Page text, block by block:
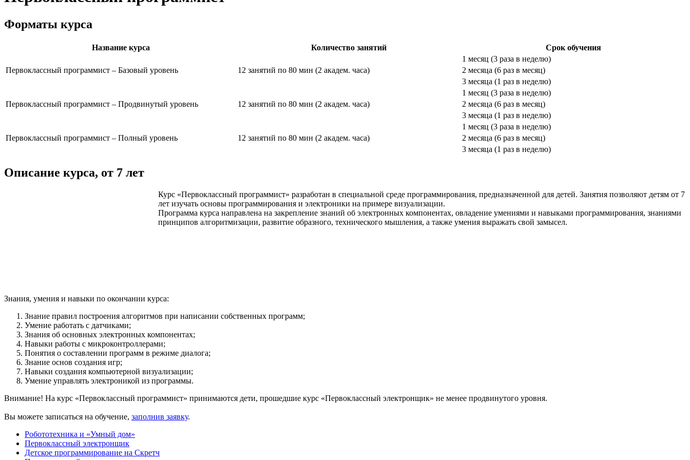
Форматы курса
Название курса Количество занятий Срок обучения
Первоклассный программист – Базовый уровень 12 занятий по 80 мин (2 академ. часа)
1 месяц (3 раза в неделю)
2 месяца (6 раз в месяц)
3 месяца (1 раз в неделю)
Первоклассный программист – Продвинутый уровень 12 занятий по 80 мин (2 академ. часа)
1 месяц (3 раза в неделю)
2 месяца (6 раз в месяц)
3 месяца (1 раз в неделю)
Первоклассный программист – Полный уровень 12 занятий по 80 мин (2 академ. часа)
1 месяц (3 раза в неделю)
2 месяца (6 раз в месяц)
3 месяца (1 раз в неделю)
Описание курса, от 7 лет
Курс «Первоклассный программист» разработан в специальной среде программирования, предназначенной для детей. Занятия позволяют детям от 7
лет изучать основы программирования и электроники на примере визуализации.
Программа курса направлена на закрепление знаний об электронных компонентах, овладение умениями и навыками программирования, знаниями
принципов алгоритмизации, развитие образного, технического мышления, а также умения выражать свой замысел.
Знания, умения и навыки по окончании курса:
Знание правил построения алгоритмов при написании собственных программ;
Умение работать с датчиками;
Знания об основных электронных компонентах;
Навыки работы с микроконтроллерами;
Понятия о составлении программ в режиме диалога;
Знание основ создания игр;
Навыки создания компьютерной визуализации;
Умение управлять электроникой из программы.
Внимание! На курс «Первоклассный программист» принимаются дети, прошедшие курс «Первоклассный электронщик» не менее продвинутого уровня.
Вы можете записаться на обучение, заполнив заявку.
Робототехника и «Умный дом»
Первоклассный электронщик
Детское программирование на Скретч